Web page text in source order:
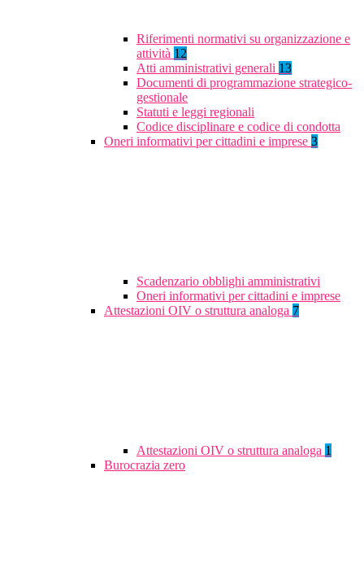
Riferimenti normativi su organizzazione e
attività 12
Atti amministrativi generali 13
Documenti di programmazione strategico-
gestionale
Statuti e leggi regionali
Codice disciplinare e codice di condotta
Oneri informativi per cittadini e imprese 3
Scadenzario obblighi amministrativi
Oneri informativi per cittadini e imprese
Attestazioni OIV o struttura analoga 7
Attestazioni OIV o struttura analoga 1
Burocrazia zero